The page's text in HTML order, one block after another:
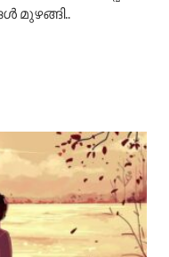
മുഴങ്ങി..